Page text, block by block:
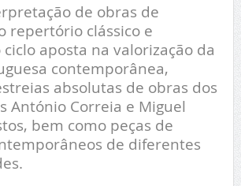
de obras de
repertório clássico e
aposta na valorização da
contemporânea,
absolutas de obras dos
António Correia e Miguel
bem como peças de
de diferentes